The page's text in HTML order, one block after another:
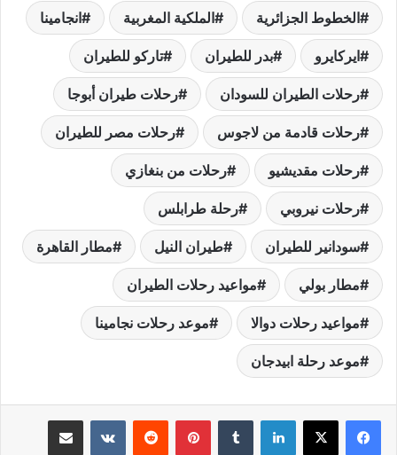
الخطوط الجزائرية الملكية المغربية انجامينا
ايركايرو بدر للطيران تاركو للطيران
رحلات الطيران للسودان رحلات طيران أبوجا
رحلات قادمة من لاجوس رحلات مصر للطيران
رحلات مقديشيو رحلات من بنغازي
رحلات نيروبي رحلة طرابلس
سودانير للطيران طيران النيل مطار القاهرة
مطار بولي مواعيد رحلات الطيران
مواعيد رحلات دوالا موعد رحلات نجامينا
موعد رحلة ابيدجان
لينكدإن بينتيريست